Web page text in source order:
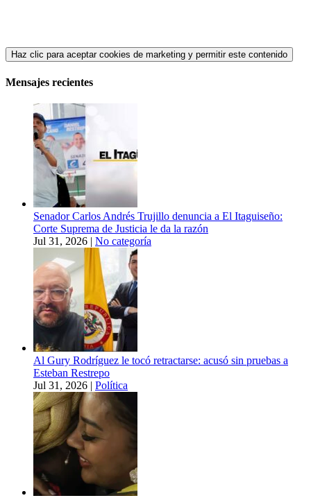
Haz clic para aceptar cookies de marketing y permitir este contenido
Mensajes recientes
Senador Carlos Andrés Trujillo denuncia a El Itaguiseño:
Corte Suprema de Justicia le da la razón
Jul 31, 2026 | No categoría
Al Gury Rodríguez le tocó retractarse: acusó sin pruebas a
Esteban Restrepo
Jul 31, 2026 | Política